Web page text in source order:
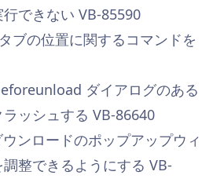
できない VB-85590
ブの位置に関するコマンドを
ダイアログのある
ッシュする VB-86640
ンロードのポップアップウィ
整できるようにする VB-